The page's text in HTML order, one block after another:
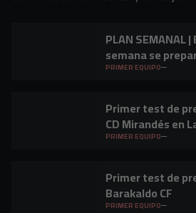
PLAN SEMANAL
semana se
PRIMER EQUIPO
Primer test de
CD Mirandés en
PRIMER EQUIPO
Primer test de
Barakaldo CF
PRIMER EQUIPO